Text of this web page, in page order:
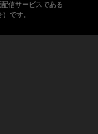
信サービスである
です。